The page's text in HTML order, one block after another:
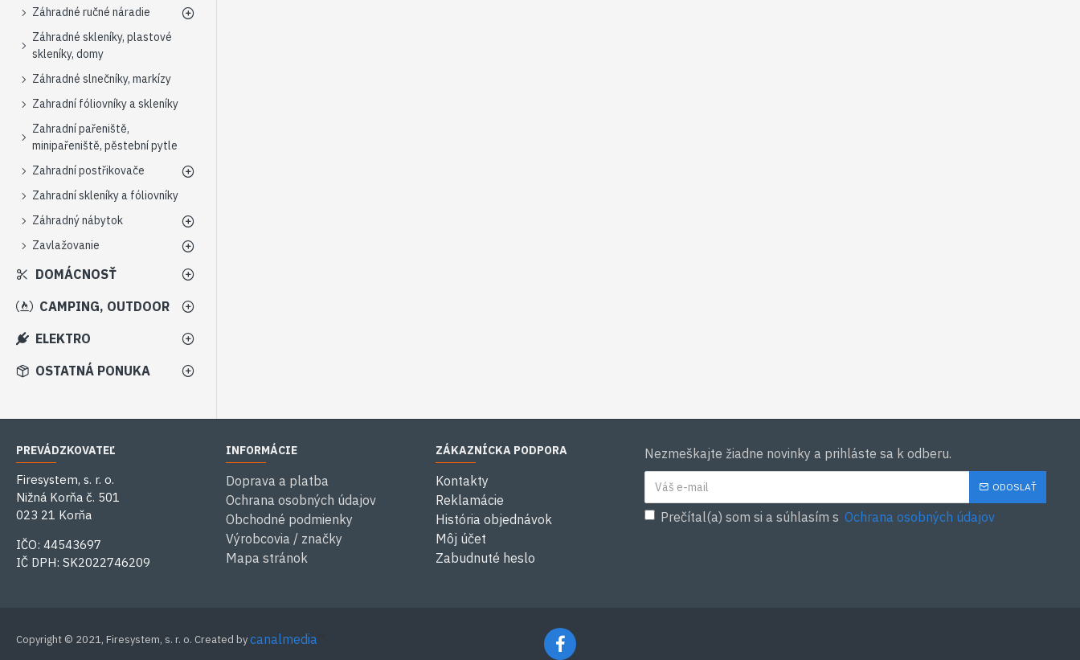
Záhradné ručné náradie
Záhradné skleníky, plastové
skleníky, domy
Záhradné slnečníky, markízy
Zahradní fóliovníky a skleníky
Zahradní pařeniště,
minipařeniště, pěstební pytle
Zahradní postřikovače
Zahradní skleníky a fóliovníky
Záhradný nábytok
Zavlažovanie
DOMÁCNOSŤ
CAMPING, OUTDOOR
ELEKTRO
OSTATNÁ PONUKA
PREVÁDZKOVATEĽ
Firesystem, s. r. o.
Nižná Korňa č. 501
023 21 Korňa
IČO: 44543697
IČ DPH: SK2022746209
INFORMÁCIE
Doprava a platba
Ochrana osobných údajov
Obchodné podmienky
Výrobcovia / značky
Mapa stránok
ZÁKAZNÍCKA PODPORA
Kontakty
Reklamácie
História objednávok
Môj účet
Zabudnuté heslo
Nezmeškajte žiadne novinky a prihláste sa k odberu.
ODOSLAŤ
Prečítal(a) som si a súhlasím s Ochrana osobných údajov
Copyright © 2021, Firesystem, s. r. o. Created bycanalmedia